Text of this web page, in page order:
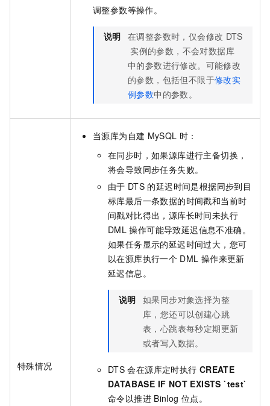
调整参数等操作。
说明 在调整参数时，仅会修改 DTS
实例的参数，不会对数据库
中的参数进行修改。 可能修改
的参数，包括但不限于修改实
例参数中的参数。
特殊情况
当源库为自建 MySQL 时：
在同步时，如果源库进行主备切换，
将会导致同步任务失败。
由于 DTS 的延迟时间是根据同步到目
标库最后一条数据的时间戳和当前时
间戳对比得出，源库长时间未执行
DML 操作可能导致延迟信息不准确。
如果任务显示的延迟时间过大，您可
以在源库执行一个 DML 操作来更新
延迟信息。
说明 如果同步对象选择为整
库，您还可以创建心跳
表，心跳表每秒定期更新
或者写入数据。
DTS 会在源库定时执行 CREATE
DATABASE IF NOT EXISTS `test`
命令以推进 Binlog 位点。